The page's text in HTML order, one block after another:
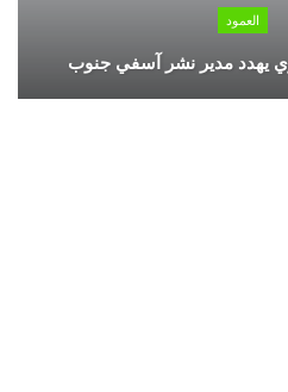
العمود
يهدد مدير نشر آسفي جنوب